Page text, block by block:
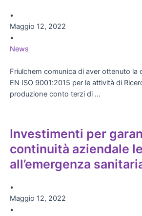
•
Maggio 12, 2022
•
News
Friulchem comunica di aver ottenuto la
EN ISO 9001:2015 per le attività di
produzione conto terzi di …
Investimenti per
continuità aziendale
all’emergenza
•
Maggio 12, 2022
•